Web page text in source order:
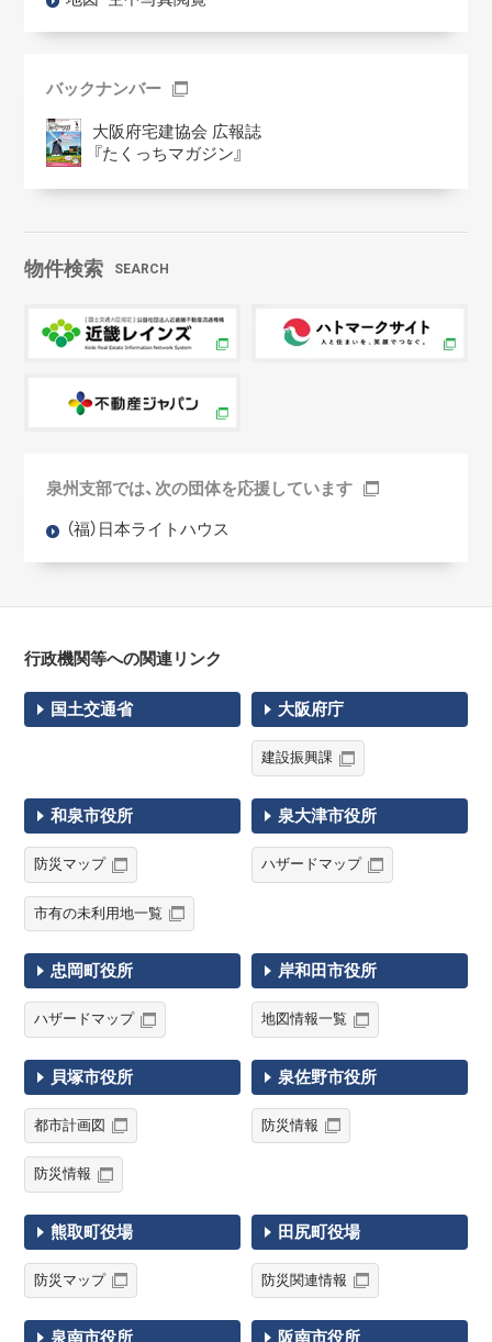
バックナンバー
大阪府宅建協会 広報誌
『たくっちマガジン』
物件検索 SEARCH
泉州支部では、次の団体を応援しています
（福）日本ライトハウス
行政機関等への関連リンク
国土交通省 大阪府庁
建設振興課
和泉市役所
防災マップ
市有の未利用地一覧
泉大津市役所
ハザードマップ
忠岡町役所
ハザードマップ
岸和田市役所
地図情報一覧
貝塚市役所
都市計画図
防災情報
泉佐野市役所
防災情報
熊取町役場
防災マップ
田尻町役場
防災関連情報
泉南市役所 阪南市役所